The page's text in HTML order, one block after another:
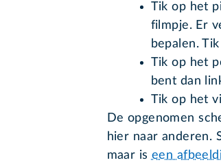
Tik op het
filmpje. Er
bepalen.
Tik op het
bent dan
Tik op het
De opgenomen
hier naar anderen.
maar is een